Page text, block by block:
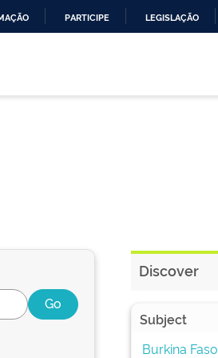
PARTICIPE LEGISLAÇÃO
Discover
Subject
Burkina Faso